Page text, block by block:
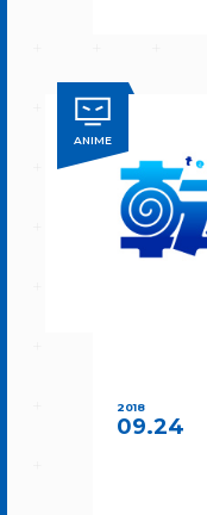
ANIME
2018
09.24